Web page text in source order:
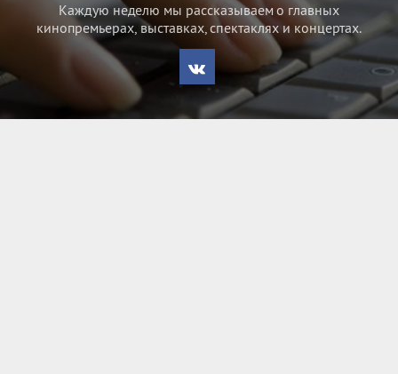
Каждую неделю мы рассказываем о главных
кинопремьерах, выставках, спектаклях и концертах.